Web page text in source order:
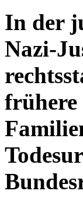
In der
Nazi-
frühere